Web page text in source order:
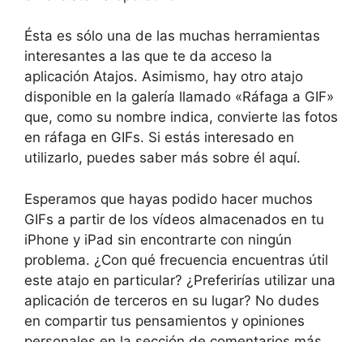
Ésta es sólo una de las muchas herramientas
interesantes a las que te da acceso la
aplicación Atajos. Asimismo, hay otro atajo
disponible en la galería llamado «Ráfaga a GIF»
que, como su nombre indica, convierte las fotos
en ráfaga en GIFs. Si estás interesado en
utilizarlo, puedes saber más sobre él aquí.
Esperamos que hayas podido hacer muchos
GIFs a partir de los vídeos almacenados en tu
iPhone y iPad sin encontrarte con ningún
problema. ¿Con qué frecuencia encuentras útil
este atajo en particular? ¿Preferirías utilizar una
aplicación de terceros en su lugar? No dudes
en compartir tus pensamientos y opiniones